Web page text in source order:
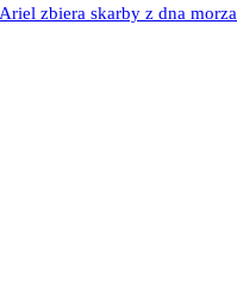
zbiera skarby z dna morza